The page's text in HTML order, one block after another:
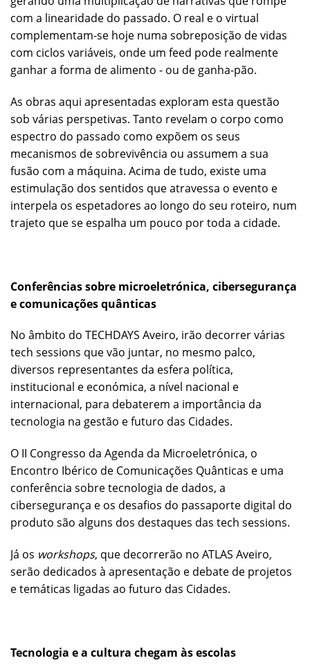
com a linearidade do passado. O real e o virtual
complementam-se hoje numa sobreposição de vidas
com ciclos variáveis, onde um feed pode realmente
ganhar a forma de alimento - ou de ganha-pão.
As obras aqui apresentadas exploram esta questão
sob várias perspetivas. Tanto revelam o corpo como
espectro do passado como expõem os seus
mecanismos de sobrevivência ou assumem a sua
fusão com a máquina. Acima de tudo, existe uma
estimulação dos sentidos que atravessa o evento e
interpela os espetadores ao longo do seu roteiro, num
trajeto que se espalha um pouco por toda a cidade.
Conferências sobre microeletrónica, cibersegurança
e comunicações quânticas
No âmbito do TECHDAYS Aveiro, irão decorrer várias
tech sessions que vão juntar, no mesmo palco,
diversos representantes da esfera política,
institucional e económica, a nível nacional e
internacional, para debaterem a importância da
tecnologia na gestão e futuro das Cidades.
O II Congresso da Agenda da Microeletrónica, o
Encontro Ibérico de Comunicações Quânticas e uma
conferência sobre tecnologia de dados, a
cibersegurança e os desafios do passaporte digital do
produto são alguns dos destaques das tech sessions.
Já os workshops, que decorrerão no ATLAS Aveiro,
serão dedicados à apresentação e debate de projetos
e temáticas ligadas ao futuro das Cidades.
Tecnologia e a cultura chegam às escolas